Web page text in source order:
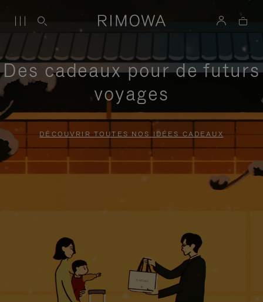
Des cadeaux pour de futurs
voyages
DÉCOUVRIR TOUTES NOS IDÉES CADEAUX